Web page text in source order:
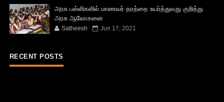
அரசு பள்ளிகளில் மாணவர் தரத்தை உயர்த்துவது குறித்து
அரசு ஆலோசனை
Satheesh Jun 17, 2021
RECENT POSTS